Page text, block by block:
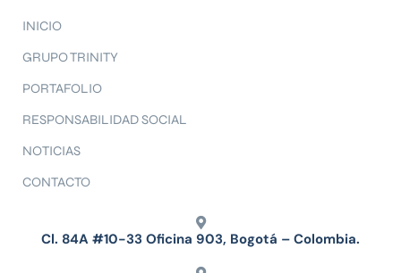
INICIO
GRUPO TRINITY
PORTAFOLIO
RESPONSABILIDAD SOCIAL
NOTICIAS
CONTACTO
Cl. 84A #10-33 Oficina 903, Bogotá – Colombia.